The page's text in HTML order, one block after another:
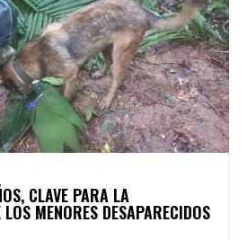
CLAVE PARA LA
MENORES DESAPARECIDOS